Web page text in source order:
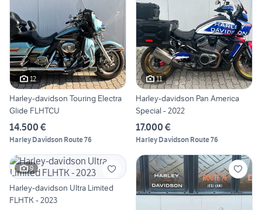
12
Harley-davidson Touring Electra
Glide FLHTCU
14.500 €
Harley Davidson Route 76
11
Harley-davidson Pan America
Special - 2022
17.000 €
Harley Davidson Route 76
9
Harley-davidson Ultra Limited
FLHTK - 2023